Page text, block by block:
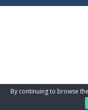
By continuing to browse